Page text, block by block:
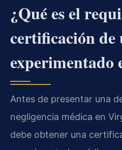
¿Qué es el
certificación de
experimentado
Antes de presentar una
negligencia médica en
debe obtener una